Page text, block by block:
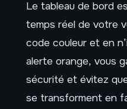
Le tableau de bord
temps réel de votre
code couleur et en
alerte orange, vous
sécurité et évitez
se transforment en